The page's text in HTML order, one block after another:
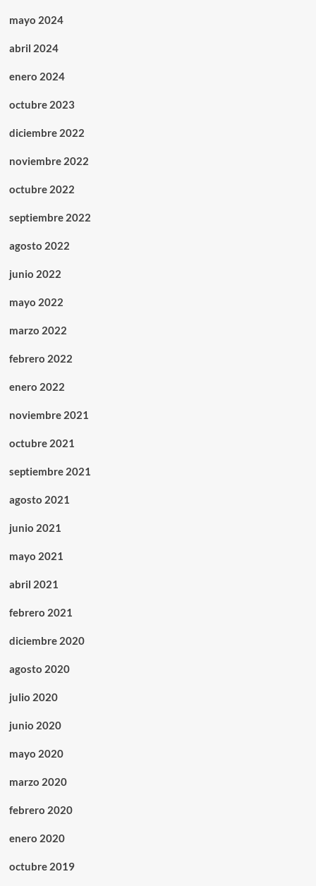
mayo 2024
abril 2024
enero 2024
octubre 2023
diciembre 2022
noviembre 2022
octubre 2022
septiembre 2022
agosto 2022
junio 2022
mayo 2022
marzo 2022
febrero 2022
enero 2022
noviembre 2021
octubre 2021
septiembre 2021
agosto 2021
junio 2021
mayo 2021
abril 2021
febrero 2021
diciembre 2020
agosto 2020
julio 2020
junio 2020
mayo 2020
marzo 2020
febrero 2020
enero 2020
octubre 2019